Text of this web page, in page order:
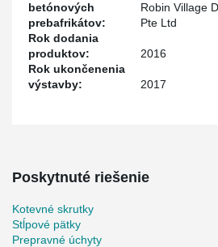
betónových
prebafrikátov:
Robin Village
Pte Ltd
Rok dodania
produktov:
2016
Rok ukončenenia
výstavby:
2017
Poskytnuté riešenie
Kotevné skrutky
Stĺpové pätky
Prepravné úchyty